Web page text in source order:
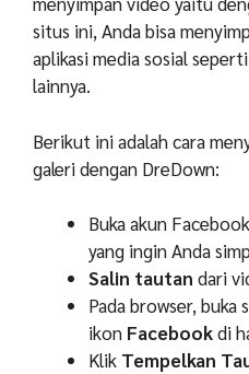
situs ini, Anda bisa
aplikasi media sosial
lainnya.
Berikut ini adalah cara
galeri dengan DreDown:
Buka akun
yang ingin Anda
Salin tautan dari
Pada browser, buka
ikon Facebookdi
Klik Tempelkan